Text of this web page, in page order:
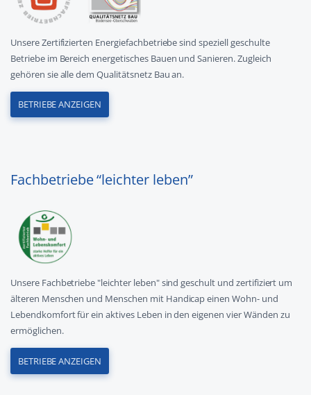
Unsere Zertifizierten Energiefachbetriebe sind speziell geschulte
Betriebe im Bereich energetisches Bauen und Sanieren. Zugleich
gehören sie alle dem Qualitätsnetz Bau an.
BETRIEBE ANZEIGEN
Fachbetriebe “leichter leben”
Unsere Fachbetriebe "leichter leben" sind geschult und zertifiziert um
älteren Menschen und Menschen mit Handicap einen Wohn- und
Lebendkomfort für ein aktives Leben in den eigenen vier Wänden zu
ermöglichen.
BETRIEBE ANZEIGEN